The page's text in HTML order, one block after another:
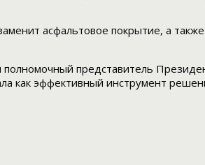
асфальтовое покрытие, а
полномочный представитель
как эффективный инструмент